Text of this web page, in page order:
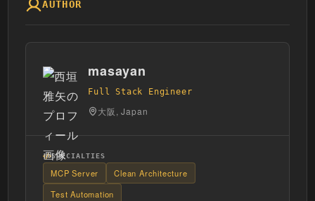
AUTHOR
masayan
Full Stack Engineer
大阪, Japan
SPECIALTIES
MCP Server
Clean Architecture
Test Automation